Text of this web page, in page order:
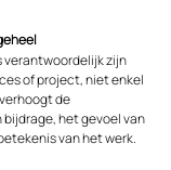
verantwoordelijk zijn
of project, niet enkel
de
het gevoel van
van het werk.